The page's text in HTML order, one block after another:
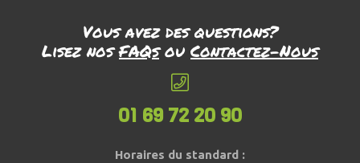
Vous avez des questions?
Lisez nosFAQsou Contactez-Nous
01 69 72 20 90
Horaires du standard :